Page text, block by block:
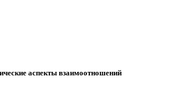
аспекты взаимоотношений